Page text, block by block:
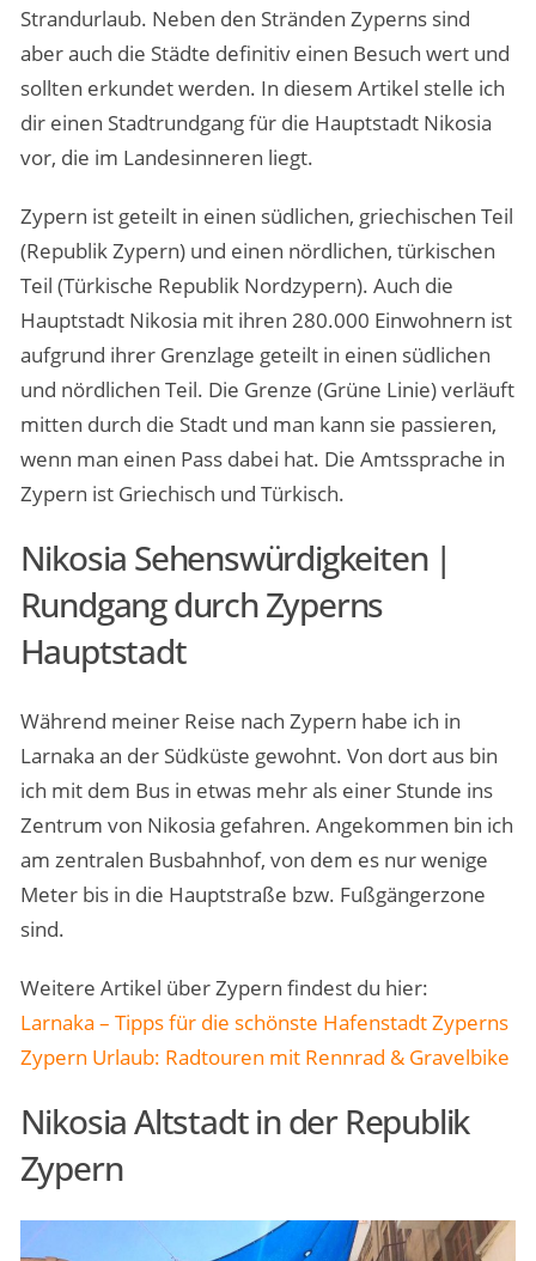
Strandurlaub. Neben den Stränden Zyperns sind
aber auch die Städte definitiv einen Besuch wert und
sollten erkundet werden. In diesem Artikel stelle ich
dir einen Stadtrundgang für die Hauptstadt Nikosia
vor, die im Landesinneren liegt.
Zypern ist geteilt in einen südlichen, griechischen Teil
(Republik Zypern) und einen nördlichen, türkischen
Teil (Türkische Republik Nordzypern). Auch die
Hauptstadt Nikosia mit ihren 280.000 Einwohnern ist
aufgrund ihrer Grenzlage geteilt in einen südlichen
und nördlichen Teil. Die Grenze (Grüne Linie) verläuft
mitten durch die Stadt und man kann sie passieren,
wenn man einen Pass dabei hat. Die Amtssprache in
Zypern ist Griechisch und Türkisch.
Nikosia Sehenswürdigkeiten |
Rundgang durch Zyperns
Hauptstadt
Während meiner Reise nach Zypern habe ich in
Larnaka an der Südküste gewohnt. Von dort aus bin
ich mit dem Bus in etwas mehr als einer Stunde ins
Zentrum von Nikosia gefahren. Angekommen bin ich
am zentralen Busbahnhof, von dem es nur wenige
Meter bis in die Hauptstraße bzw. Fußgängerzone
sind.
Weitere Artikel über Zypern findest du hier:
Larnaka – Tipps für die schönste Hafenstadt Zyperns
Zypern Urlaub: Radtouren mit Rennrad & Gravelbike
Nikosia Altstadt in der Republik
Zypern